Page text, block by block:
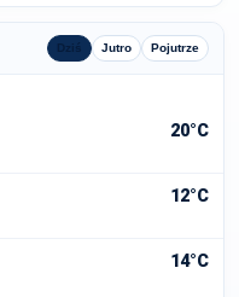
Dziś Jutro Pojutrze
20°C
12°C
14°C